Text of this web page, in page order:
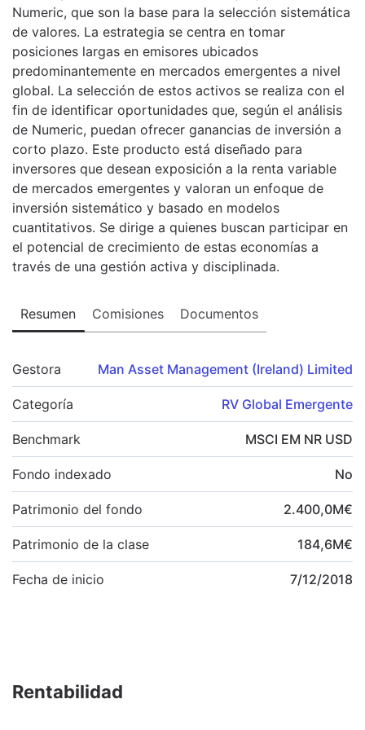
Numeric, que son la base para la selección sistemática
de valores. La estrategia se centra en tomar
posiciones largas en emisores ubicados
predominantemente en mercados emergentes a nivel
global. La selección de estos activos se realiza con el
fin de identificar oportunidades que, según el análisis
de Numeric, puedan ofrecer ganancias de inversión a
corto plazo. Este producto está diseñado para
inversores que desean exposición a la renta variable
de mercados emergentes y valoran un enfoque de
inversión sistemático y basado en modelos
cuantitativos. Se dirige a quienes buscan participar en
el potencial de crecimiento de estas economías a
través de una gestión activa y disciplinada.
Resumen Comisiones Documentos
Gestora Man Asset Management (Ireland) Limited
Categoría RV Global Emergente
Benchmark MSCI EM NR USD
Fondo indexado No
Patrimonio del fondo 2.400,0M€
Patrimonio de la clase 184,6M€
Fecha de inicio 7/12/2018
Rentabilidad